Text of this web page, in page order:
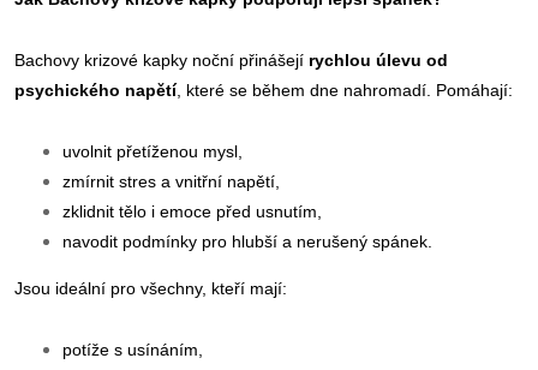
Bachovy krizové kapky noční přinášejí rychlou úlevu od
psychického napětí, které se během dne nahromadí. Pomáhají:
uvolnit přetíženou mysl,
zmírnit stres a vnitřní napětí,
zklidnit tělo i emoce před usnutím,
navodit podmínky pro hlubší a nerušený spánek.
Jsou ideální pro všechny, kteří mají:
potíže s usínáním,